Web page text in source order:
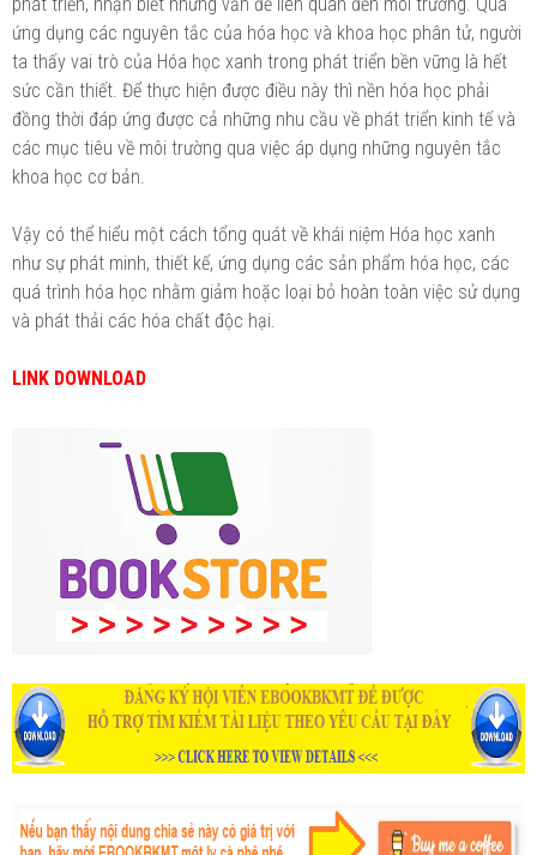
ứng dụng các nguyên tắc của hóa học và khoa học phân tử, người
ta thấy vai trò của Hóa học xanh trong phát triển bền vững là hết
sức cần thiết. Để thực hiện được điều này thì nền hóa học phải
đồng thời đáp ứng được cả những nhu cầu về phát triển kinh tế và
các mục tiêu về môi trường qua việc áp dụng những nguyên tắc
khoa học cơ bản.
Vậy có thể hiểu một cách tổng quát về khái niệm Hóa học xanh
như sự phát minh, thiết kế, ứng dụng các sản phẩm hóa học, các
quá trình hóa học nhằm giảm hoặc loại bỏ hoàn toàn việc sử dụng
và phát thải các hóa chất độc hại.
LINK DOWNLOAD